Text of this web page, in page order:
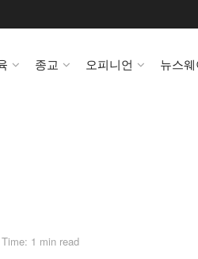
종교 오피니언 뉴스
1 min read